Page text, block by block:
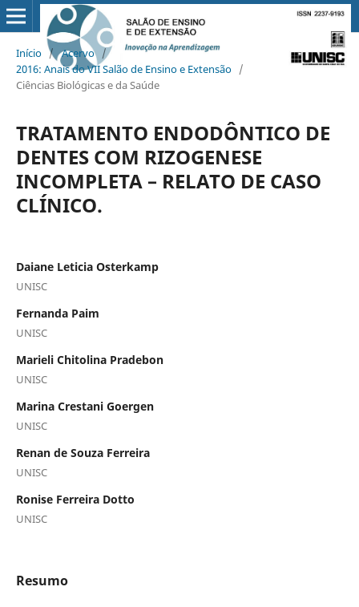
Início / Acervo /
2016: Anais do VII Salão de Ensino e Extensão /
Ciências Biológicas e da Saúde
TRATAMENTO ENDODÔNTICO DE
DENTES COM RIZOGENESE
INCOMPLETA – RELATO DE CASO
CLÍNICO.
Daiane Leticia Osterkamp
UNISC
Fernanda Paim
UNISC
Marieli Chitolina Pradebon
UNISC
Marina Crestani Goergen
UNISC
Renan de Souza Ferreira
UNISC
Ronise Ferreira Dotto
UNISC
Resumo